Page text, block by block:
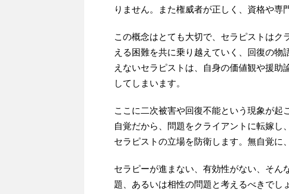
りません。また権威者が正しく、資格や専
この概念はとても大切で、セラピストは
える困難を共に乗り越えていく、回復の物
えないセラピストは、自身の価値観や援
してしまいます。
ここに二次被害や回復不能という現象が
自覚だから、問題をクライアントに転嫁
セラピストの立場を防衛します。無自覚に
セラピーが進まない、有効性がない、そん
題、あるいは相性の問題と考えるべきでし